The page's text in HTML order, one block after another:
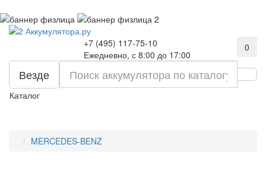
+7 (495) 117-75-10
Ежедневно, с 8:00 до 17:00
0
Везде
Каталог
MERCEDES-BENZ